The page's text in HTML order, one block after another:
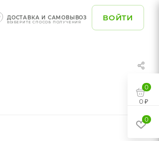
ВОЙТИ
ДОСТАВКА И САМОВЫВОЗ
ВЫБЕРИТЕ СПОСОБ ПОЛУЧЕНИЯ
0
0 ₽
0